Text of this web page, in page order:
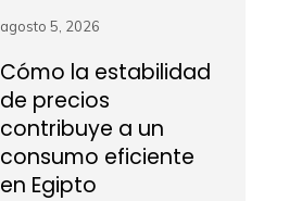
agosto 5, 2026
Cómo la estabilidad
de precios
contribuye a un
consumo eficiente
en Egipto